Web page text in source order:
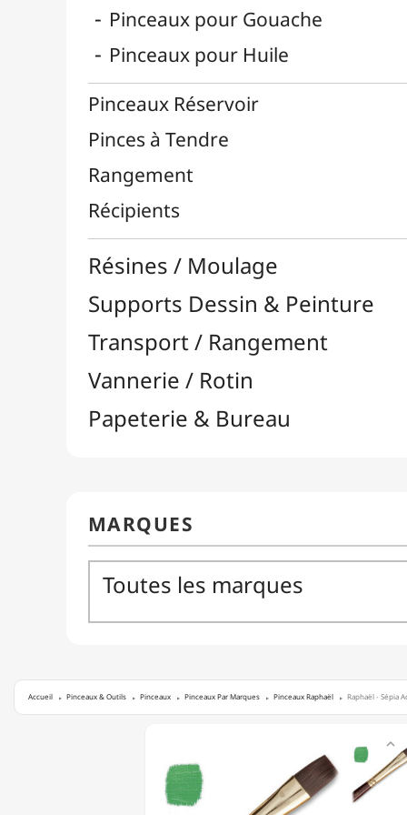
Accueil Pinceaux & Outils Pinceaux Pinceaux Par Marques Pinceaux Raphaël Raphaël - Sépia
